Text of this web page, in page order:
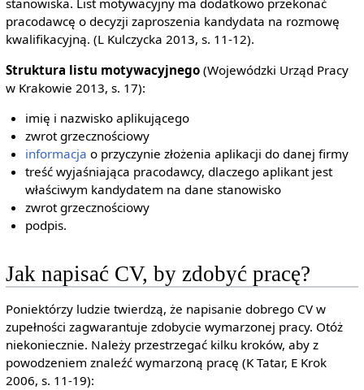
stanowiska. List motywacyjny ma dodatkowo przekonać
pracodawcę o decyzji zaproszenia kandydata na rozmowę
kwalifikacyjną. (L Kulczycka 2013, s. 11-12).
Struktura listu motywacyjnego(Wojewódzki Urząd Pracy
w Krakowie 2013, s. 17):
imię i nazwisko aplikującego
zwrot grzecznościowy
informacja o przyczynie złożenia aplikacji do danej firmy
treść wyjaśniająca pracodawcy, dlaczego aplikant jest
właściwym kandydatem na dane stanowisko
zwrot grzecznościowy
podpis.
Jak napisać CV, by zdobyć pracę?
Poniektórzy ludzie twierdzą, że napisanie dobrego CV w
zupełności zagwarantuje zdobycie wymarzonej pracy. Otóż
niekoniecznie. Należy przestrzegać kilku kroków, aby z
powodzeniem znaleźć wymarzoną pracę (K Tatar, E Krok
2006, s. 11-19):